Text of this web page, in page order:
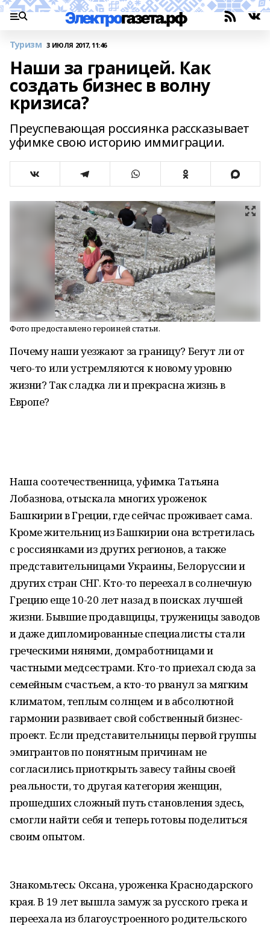
Туризм 3 ИЮЛЯ 2017, 11:46
Наши за границей. Как
создать бизнес в волну
кризиса?
Преуспевающая россиянка рассказывает
уфимке свою историю иммиграции.
Фото предоставлено героиней статьи.
Почему наши уезжают за границу? Бегут ли от
чего-то или устремляются к новому уровню
жизни? Так сладка ли и прекрасна жизнь в
Европе?
Наша соотечественница, уфимка Татьяна
Лобазнова, отыскала многих уроженок
Башкирии в Греции, где сейчас проживает сама.
Кроме жительниц из Башкирии она встретилась
с россиянками из других регионов, а также
представительницами Украины, Белоруссии и
других стран СНГ. Кто-то переехал в солнечную
Грецию еще 10-20 лет назад в поисках лучшей
жизни. Бывшие продавщицы, труженицы заводов
и даже дипломированные специалисты стали
греческими нянями, домработницами и
частными медсестрами. Кто-то приехал сюда за
семейным счастьем, а кто-то рванул за мягким
климатом, теплым солнцем и в абсолютной
гармонии развивает свой собственный бизнес-
проект. Если представительницы первой группы
эмигрантов по понятным причинам не
согласились приоткрыть завесу тайны своей
реальности, то другая категория женщин,
прошедших сложный путь становления здесь,
смогли найти себя и теперь готовы поделиться
своим опытом.
Знакомьтесь: Оксана, уроженка Краснодарского
края. В 19 лет вышла замуж за русского грека и
переехала из благоустроенного родительского